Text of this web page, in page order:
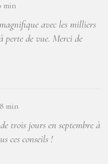
min
avec les milliers
perte de vue. Merci de
min
trois jours en septembre à
ces conseils !